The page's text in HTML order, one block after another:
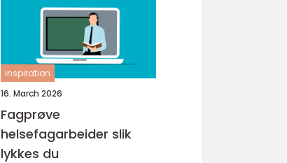
inspiration
16. March 2026
Fagprøve
helsefagarbeider slik
lykkes du